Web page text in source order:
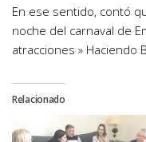
En ese sentido, contó
noche del carnaval de
atracciones » Haciendo
Relacionado